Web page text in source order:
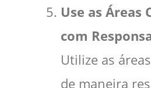
Use as Áreas
com
Utilize as
de maneira